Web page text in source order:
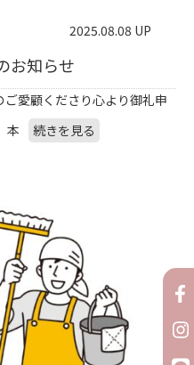
2025.08.08 UP
お知らせ
ご愛顧くださり心より御礼申
本
続きを見る